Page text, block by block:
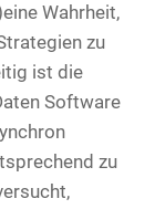
Wahrheit,
zu
ist die
Software
zu